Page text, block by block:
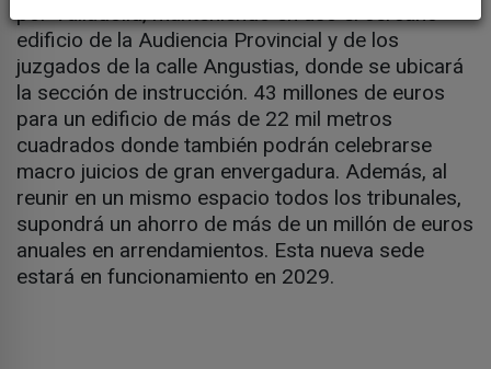
por Valladolid, manteniendo en uso el cercano
edificio de la Audiencia Provincial y de los
juzgados de la calle Angustias, donde se ubicará
la sección de instrucción. 43 millones de euros
para un edificio de más de 22 mil metros
cuadrados donde también podrán celebrarse
macro juicios de gran envergadura. Además, al
reunir en un mismo espacio todos los tribunales,
supondrá un ahorro de más de un millón de euros
anuales en arrendamientos. Esta nueva sede
estará en funcionamiento en 2029.